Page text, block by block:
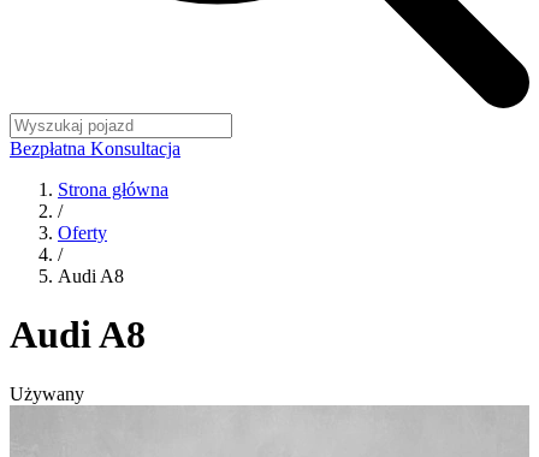
Bezpłatna Konsultacja
Strona główna
/
Oferty
/
Audi A8
Audi A8
Używany